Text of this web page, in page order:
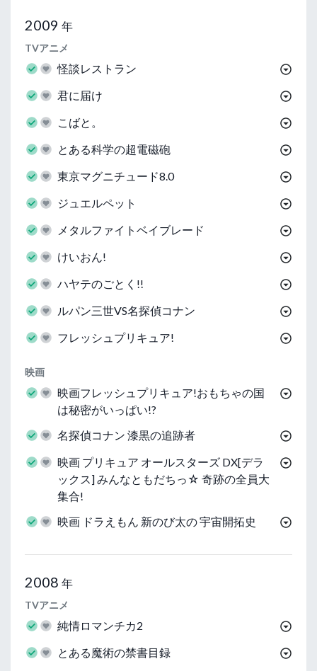
2009 年
TVアニメ
怪談レストラン
君に届け
こばと。
とある科学の超電磁砲
東京マグニチュード8.0
ジュエルペット
メタルファイトベイブレード
けいおん!
ハヤテのごとく!!
ルパン三世VS名探偵コナン
フレッシュプリキュア!
映画
映画フレッシュプリキュア!おもちゃの国
は秘密がいっぱい!?
名探偵コナン 漆黒の追跡者
映画 プリキュア オールスターズ DX[デラ
ックス] みんなともだちっ☆ 奇跡の全員大
集合!
映画 ドラえもん 新のび太の 宇宙開拓史
2008 年
TVアニメ
純情ロマンチカ2
とある魔術の禁書目録